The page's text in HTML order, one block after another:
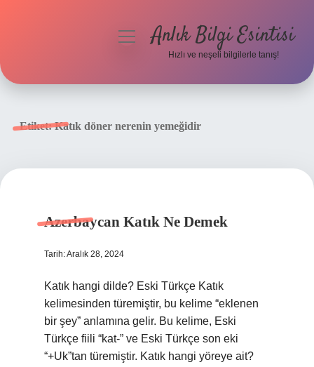
menüyüAnlık Bilgi Esintisi
Hızlı ve neşeli bilgilerle tanış!
Etiket:Katık döner nerenin yemeğidir
Azerbaycan Katık Ne Demek
Tarih: Aralık 28, 2024
Katık hangi dilde? Eski Türkçe Katık
kelimesinden türemiştir, bu kelime “eklenen
bir şey” anlamına gelir. Bu kelime, Eski
Türkçe fiili “kat-” ve Eski Türkçe son eki
“+Uk”tan türemiştir. Katık hangi yöreye ait?